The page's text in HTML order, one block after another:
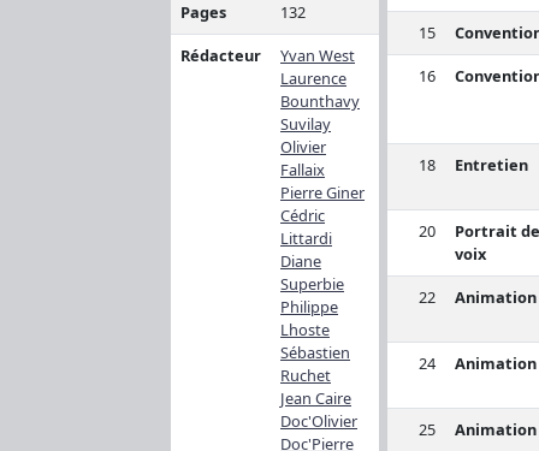
Pages
132
Rédacteur
Yvan West
Laurence
Bounthavy
Suvilay
Olivier
Fallaix
Pierre Giner
Cédric
Littardi
Diane
Superbie
Philippe
Lhoste
Sébastien
Ruchet
Jean Caire
Doc'Olivier
Doc'Pierre
15
16
18 Entretien
20
Portrait de
voix
22
Animation
24 Animation
25 Animation